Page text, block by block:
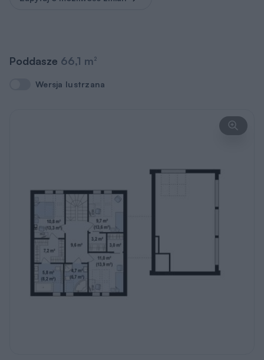
Poddasze 66,1 m2
Wersja lustrzana
Wersja lustrzana